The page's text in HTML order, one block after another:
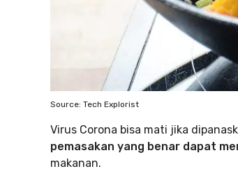
Source: Tech Explorist
Virus Corona bisa mati jika
pemasakan yang benar dapat
makanan.